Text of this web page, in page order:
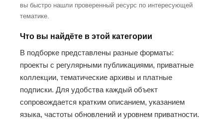
вы быстро нашли проверенный ресурс по интересующей
тематике.
Что вы найдёте в этой категории
В подборке представлены разные форматы:
проекты с регулярными публикациями, приватные
коллекции, тематические архивы и платные
подписки. Для удобства каждый объект
сопровождается кратким описанием, указанием
языка, частоты обновлений и уровнем приватности.